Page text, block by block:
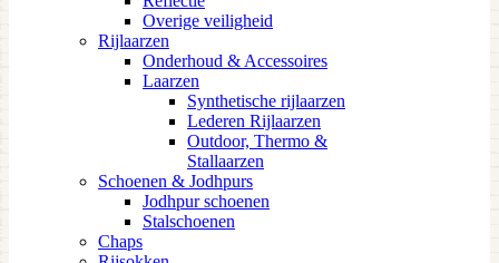
Overige veiligheid
Rijlaarzen
Onderhoud & Accessoires
Laarzen
Synthetische rijlaarzen
Lederen Rijlaarzen
Outdoor, Thermo &
Stallaarzen
Schoenen & Jodhpurs
Jodhpur schoenen
Stalschoenen
Chaps